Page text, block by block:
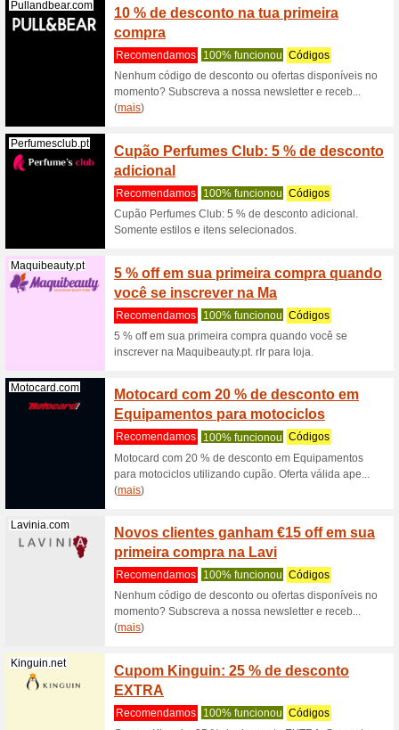
Código
pedido,
Pikolin.com
(mais)
Odisseias.com